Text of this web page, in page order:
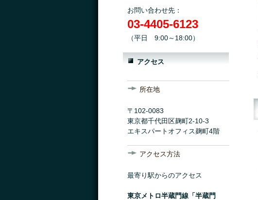
お問い合わせ先：
03-4405-6123
（平日 9:00～18:00）
アクセス
所在地
〒102-0083
東京都千代田区麹町2-10-3
エキスパートオフィス麹町4階
アクセス方法
最寄り駅からのアクセス
東京メトロ半蔵門線「半蔵門